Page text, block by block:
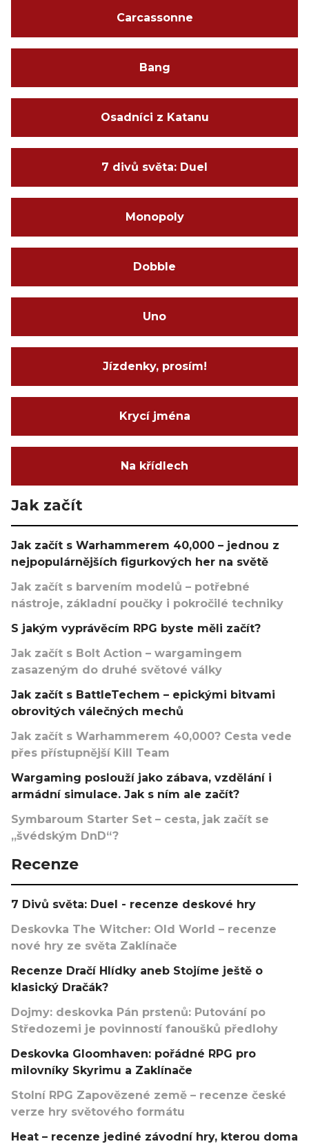
Carcassonne
Bang
Osadníci z Katanu
7 divů světa: Duel
Monopoly
Dobble
Uno
Jízdenky, prosím!
Krycí jména
Na křídlech
Jak začít
Jak začít s Warhammerem 40,000 – jednou z
nejpopulárnějších figurkových her na světě
Jak začít s barvením modelů – potřebné
nástroje, základní poučky i pokročilé techniky
S jakým vyprávěcím RPG byste měli začít?
Jak začít s Bolt Action – wargamingem
zasazeným do druhé světové války
Jak začít s BattleTechem – epickými bitvami
obrovitých válečných mechů
Jak začít s Warhammerem 40,000? Cesta vede
přes přístupnější Kill Team
Wargaming poslouží jako zábava, vzdělání i
armádní simulace. Jak s ním ale začít?
Symbaroum Starter Set – cesta, jak začít se
„švédským DnD“?
Recenze
7 Divů světa: Duel - recenze deskové hry
Deskovka The Witcher: Old World – recenze
nové hry ze světa Zaklínače
Recenze Dračí Hlídky aneb Stojíme ještě o
klasický Dračák?
Dojmy: deskovka Pán prstenů: Putování po
Středozemi je povinností fanoušků předlohy
Deskovka Gloomhaven: pořádné RPG pro
milovníky Skyrimu a Zaklínače
Stolní RPG Zapovězené země – recenze české
verze hry světového formátu
Heat – recenze jediné závodní hry, kterou doma